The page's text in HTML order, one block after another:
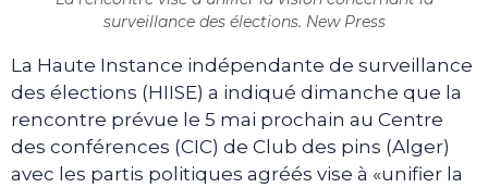
surveillance des élections. New Press
La Haute Instance indépendante de surveillance
des élections (HIISE) a indiqué dimanche que la
rencontre prévue le 5 mai prochain au Centre
des conférences (CIC) de Club des pins (Alger)
avec les partis politiques agréés vise à «unifier la